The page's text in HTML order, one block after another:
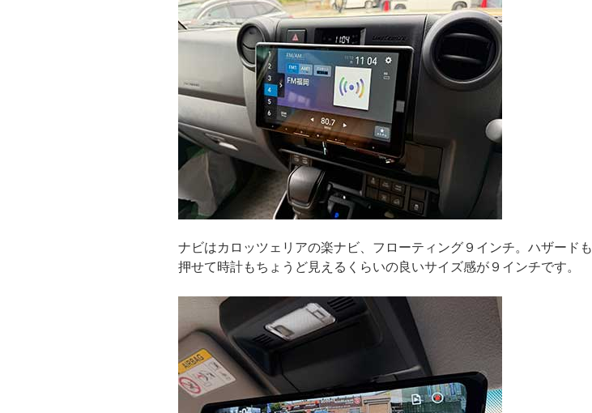
ナビはカロッツェリアの楽ナビ、フローティング９インチ。ハザードも
押せて時計もちょうど見えるくらいの良いサイズ感が９インチです。